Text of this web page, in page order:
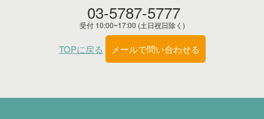
03-5787-5777
受付 10:00~17:00 (土日祝日除く)
TOPに戻る メールで問い合わせる